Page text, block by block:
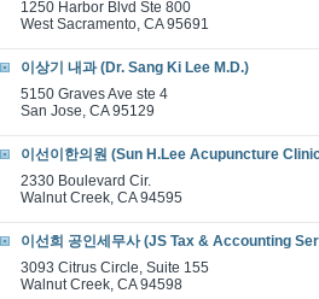
1250 Harbor Blvd Ste 800
West Sacramento, CA 95691
이상기 내과 (Dr. Sang Ki Lee M.D.)
5150 Graves Ave ste 4
San Jose, CA 95129
이선이한의원 (Sun H.Lee Acupuncture
2330 Boulevard Cir.
Walnut Creek, CA 94595
이선희 공인세무사 (JS Tax & Accounting
3093 Citrus Circle, Suite 155
Walnut Creek, CA 94598